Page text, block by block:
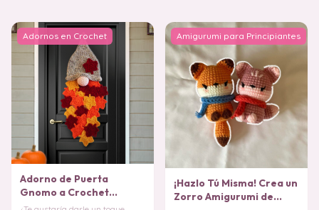
Adornos en Crochet
Adorno de Puerta
Gnomo a Crochet
PATRON GRATIS
Amigurumi para Principiantes
¡Hazlo Tú Misma! Crea un
Zorro Amigurumi de